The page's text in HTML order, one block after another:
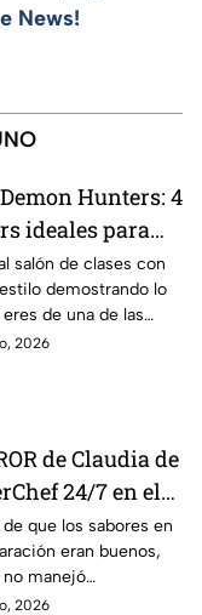
News!
Hunters: 4
ideales para
tu estuche este
a clases 2026;
como toda una
Huntrix
salón de clases con
demostrando lo
de una de las
más icónicas de
2026
de Claudia de
24/7 en el
la pizza que casi
un delantal
que los sabores en
eran buenos,
no manejó
un ingrediente
2026